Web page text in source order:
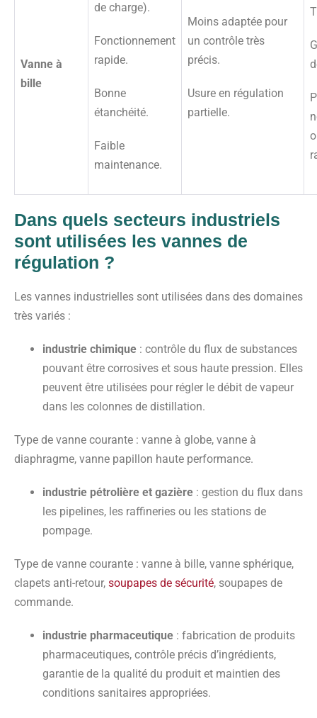
Vanne à
bille
de charge).
Fonctionnement
rapide.
Bonne
étanchéité.
Faible
maintenance.
Moins adaptée pour
un contrôle très
précis.
Usure en régulation
partielle.
Dans quels secteurs industriels
sont utilisées les vannes de
régulation ?
Les vannes industrielles sont utilisées dans des domaines
très variés :
industrie chimique : contrôle du flux de substances
pouvant être corrosives et sous haute pression. Elles
peuvent être utilisées pour régler le débit de vapeur
dans les colonnes de distillation.
Type de vanne courante : vanne à globe, vanne à
diaphragme, vanne papillon haute performance.
industrie pétrolière et gazière : gestion du flux dans
les pipelines, les raffineries ou les stations de
pompage.
Type de vanne courante : vanne à bille, vanne sphérique,
clapets anti-retour, soupapes de sécurité, soupapes de
commande.
industrie pharmaceutique : fabrication de produits
pharmaceutiques, contrôle précis d’ingrédients,
garantie de la qualité du produit et maintien des
conditions sanitaires appropriées.